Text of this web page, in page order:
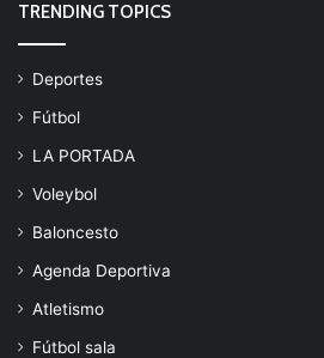
TRENDING TOPICS
Deportes
Fútbol
LA PORTADA
Voleybol
Baloncesto
Agenda Deportiva
Atletismo
Fútbol sala